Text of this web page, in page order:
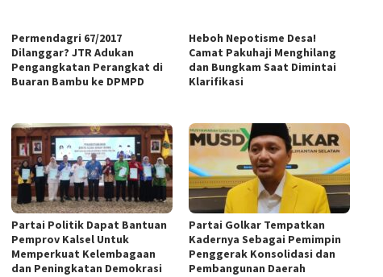
Permendagri 67/2017
Dilanggar? JTR Adukan
Pengangkatan Perangkat di
Buaran Bambu ke DPMPD
Heboh Nepotisme Desa!
Camat Pakuhaji Menghilang
dan Bungkam Saat Dimintai
Klarifikasi
Partai Politik Dapat Bantuan
Pemprov Kalsel Untuk
Memperkuat Kelembagaan
dan Peningkatan Demokrasi
Partai Golkar Tempatkan
Kadernya Sebagai Pemimpin
Penggerak Konsolidasi dan
Pembangunan Daerah